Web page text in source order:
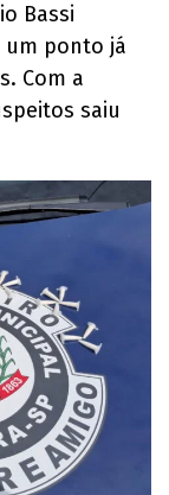
Bassi
um ponto já
Com a
saiu